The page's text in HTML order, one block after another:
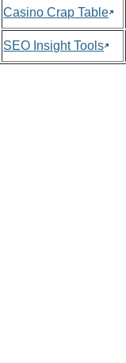
Casino Crap Table
SEO Insight Tools